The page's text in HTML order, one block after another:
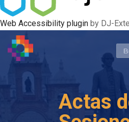
Web Accessibility plugin by DJ-
Actas